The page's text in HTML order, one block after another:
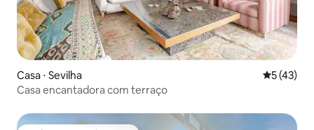
Casa ⋅ Sevilha 5 de uma
5 (43)
Casa encantadora com terraço